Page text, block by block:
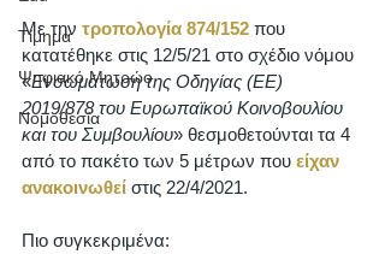
Τίμημα
Ψηφιακό Μητρώο
Νομοθεσία
Με την τροπολογία 874/152 που
κατατέθηκε στις 12/5/21 στο σχέδιο νόμου
«Ενσωμάτωση της Οδηγίας (ΕΕ)
2019/878 του Ευρωπαϊκού Κοινοβουλίου
και του Συμβουλίου» θεσμοθετούνται τα 4
από το πακέτο των 5 μέτρων που είχαν
ανακοινωθεί στις 22/4/2021.
Πιο συγκεκριμένα: